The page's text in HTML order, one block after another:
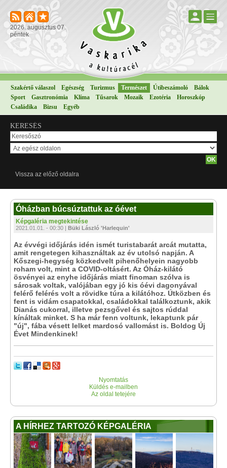
2026. augusztus 07.
péntek
Szakértő válaszol Egészség Turizmus Természet Útibeszámoló
Bálok
Sport
Gasztronómia Klíma Tűsarok Mozaik Ezotéria
Horoszkóp
Családika
Bizsu Egyéb
KERESÉS
Vissza az előző oldalra
Óházban búcsúztattuk az óévet
Képgaléria megtekintése
2021.01.01. - 00:30 | Büki László 'Harlequin'
Az évvégi időjárás idén ismét turistabarát arcát mutatta,
amit rengetegen kihasználtak az év utolsó napján. A
Kőszegi-hegység közkedvelt pihenőhelyein nagyobb
roham volt, mint a COVID-oltásért. Az Óház-kilátó
ösvényei az enyhe időjárás miatt finoman szólva is
sárosak voltak, valójában egy jó kis óévi dagonyával
felérő felérés volt a rövidke túra a kilátóhoz. Útközben és
fent is vidám csapatokkal, családokkal találkoztunk, akik
Dianás cukorral, illetve pezsgővel és sajtos rúddal
kínáltak minket. S ha már fenn voltunk, lekaptunk pár
"új", fába vésett lelket mardosó vallomást is. Boldog Új
Évet Mindenkinek!
Nyomtatás
Küldés e-mailben
Az oldal tetejére
A HÍRHEZ TARTOZÓ KÉPGALÉRIA